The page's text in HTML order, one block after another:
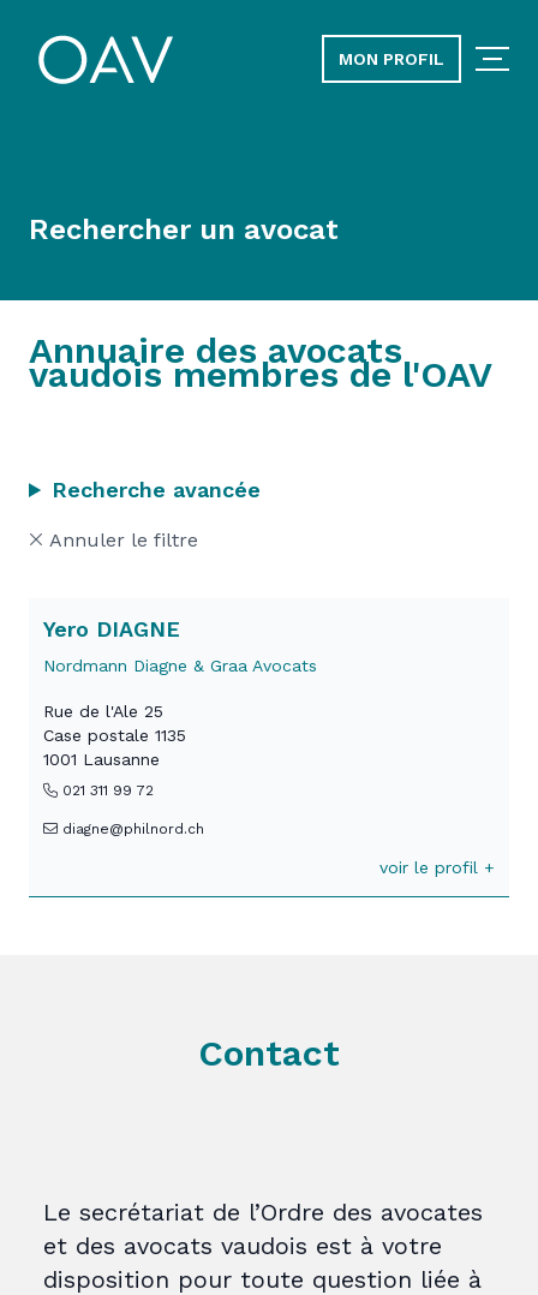
MON PROFIL
Rechercher un avocat
Annuaire des avocats
vaudois membres de l'OAV
Recherche avancée
Annuler le filtre
Yero DIAGNE
Nordmann Diagne & Graa Avocats
Rue de l'Ale 25
Case postale 1135
1001 Lausanne
021 311 99 72
diagne@philnord.ch
voir le profil +
Contact
Le secrétariat de l’Ordre des avocates
et des avocats vaudois est à votre
disposition pour toute question liée à